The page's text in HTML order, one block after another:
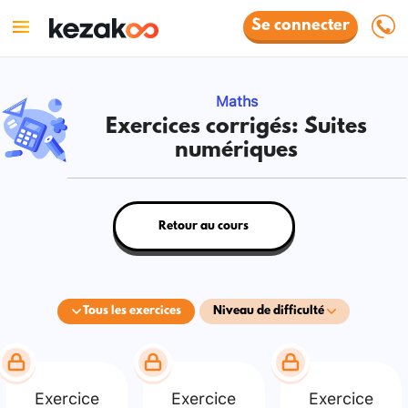
Se connecter
Maths
Exercices corrigés: Suites
numériques
Tous les exercices Niveau de difficulté
Retour au cours
Exercice Exercice Exercice